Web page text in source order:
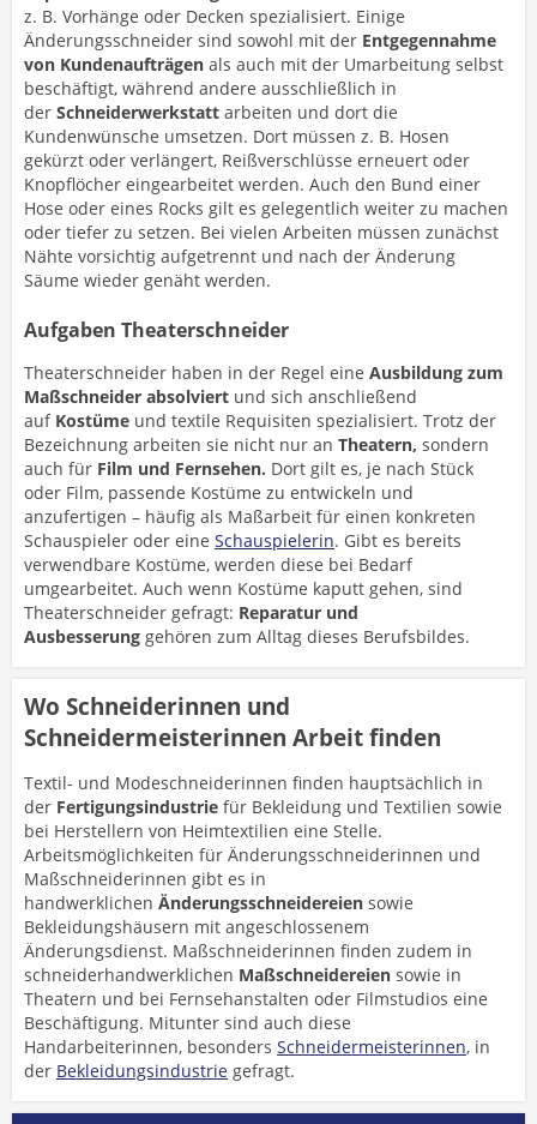
z. B. Vorhänge oder Decken spezialisiert. Einige
Änderungsschneider sind sowohl mit der Entgegennahme
von Kundenaufträgen als auch mit der Umarbeitung selbst
beschäftigt, während andere ausschließlich in
der Schneiderwerkstatt arbeiten und dort die
Kundenwünsche umsetzen. Dort müssen z. B. Hosen
gekürzt oder verlängert, Reißverschlüsse erneuert oder
Knopflöcher eingearbeitet werden. Auch den Bund einer
Hose oder eines Rocks gilt es gelegentlich weiter zu machen
oder tiefer zu setzen. Bei vielen Arbeiten müssen zunächst
Nähte vorsichtig aufgetrennt und nach der Änderung
Säume wieder genäht werden.
Aufgaben Theaterschneider
Theaterschneider haben in der Regel eine Ausbildung zum
Maßschneider absolviert und sich anschließend
auf Kostüme und textile Requisiten spezialisiert. Trotz der
Bezeichnung arbeiten sie nicht nur an Theatern, sondern
auch für Film und Fernsehen. Dort gilt es, je nach Stück
oder Film, passende Kostüme zu entwickeln und
anzufertigen – häufig als Maßarbeit für einen konkreten
Schauspieler oder eine Schauspielerin. Gibt es bereits
verwendbare Kostüme, werden diese bei Bedarf
umgearbeitet. Auch wenn Kostüme kaputt gehen, sind
Theaterschneider gefragt: Reparatur und
Ausbesserung gehören zum Alltag dieses Berufsbildes.
Wo Schneiderinnen und
Schneidermeisterinnen Arbeit finden
Textil- und Modeschneiderinnen finden hauptsächlich in
der Fertigungsindustrie für Bekleidung und Textilien sowie
bei Herstellern von Heimtextilien eine Stelle.
Arbeitsmöglichkeiten für Änderungsschneiderinnen und
Maßschneiderinnen gibt es in
handwerklichen Änderungsschneidereien sowie
Bekleidungshäusern mit angeschlossenem
Änderungsdienst. Maßschneiderinnen finden zudem in
schneiderhandwerklichen Maßschneidereien sowie in
Theatern und bei Fernsehanstalten oder Filmstudios eine
Beschäftigung. Mitunter sind auch diese
Handarbeiterinnen, besonders Schneidermeisterinnen, in
der Bekleidungsindustrie gefragt.